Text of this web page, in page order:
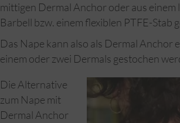
mittigen Dermal Anchor oder aus einem
Barbell bzw. einem flexiblen PTFE-Stab
Das Nape kann also als Dermal Anchor
einem oder zwei Dermals gestochen
Die Alternative
zum Nape mit
Dermal Anchor